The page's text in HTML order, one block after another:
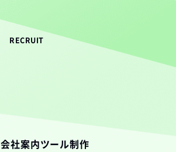
RECRUIT
会社案内ツール制作